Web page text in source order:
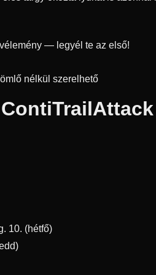
— legyél te az első!
nélkül szerelhető
10. (hétfő)